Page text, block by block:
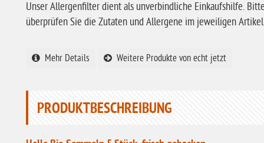
Unser Allergenfilter dient als unverbindliche Einkaufshilfe.
überprüfen Sie die Zutaten und Allergene im jeweiligen
Mehr Details Weitere Produkte von echt jetzt
PRODUKTBESCHREIBUNG